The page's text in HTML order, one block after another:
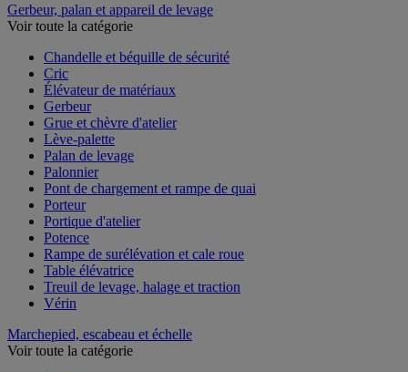
Gerbeur, palan et appareil de levage
Voir toute la catégorie
Chandelle et béquille de sécurité
Cric
Élévateur de matériaux
Gerbeur
Grue et chèvre d'atelier
Lève-palette
Palan de levage
Palonnier
Pont de chargement et rampe de quai
Porteur
Portique d'atelier
Potence
Rampe de surélévation et cale roue
Table élévatrice
Treuil de levage, halage et traction
Vérin
Marchepied, escabeau et échelle
Voir toute la catégorie